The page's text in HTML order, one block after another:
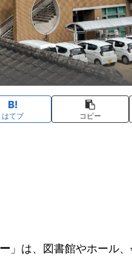
はてブ コピー
」は、図書館やホール